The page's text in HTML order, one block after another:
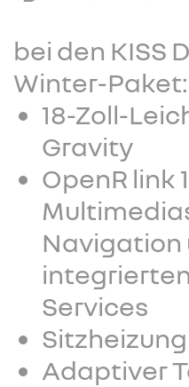
bei den KISS
Winter-Paket:
18-Zoll-
Gravity
OpenR link
Navigation
Services
Adaptiver